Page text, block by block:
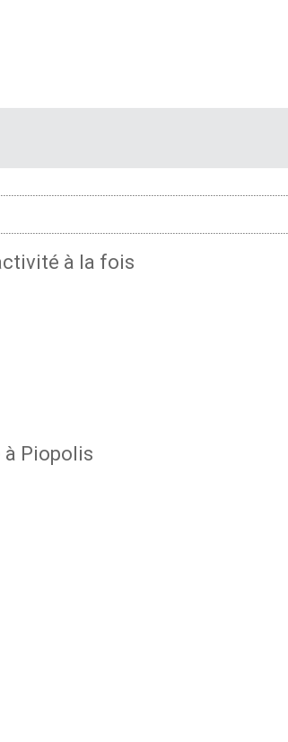
à la fois
à Piopolis